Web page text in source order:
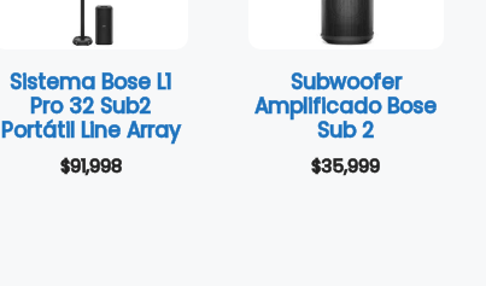
Sistema Bose L1
Pro 32 Sub2
Portátil Line Array
$91,998
Subwoofer
Amplificado Bose
Sub 2
$35,999